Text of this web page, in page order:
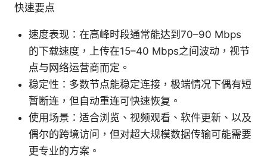
快速要点
速度表现：在高峰时段通常能达到70–90 Mbps
的下载速度，上传在15–40 Mbps之间波动，视节
点与网络运营商而定。
稳定性：多数节点能稳定连接，极端情况下偶有短
暂断连，但自动重连可快速恢复。
使用场景：适合浏览、视频观看、软件更新、以及
偶尔的跨境访问，但对超大规模数据传输可能需要
更专业的方案。